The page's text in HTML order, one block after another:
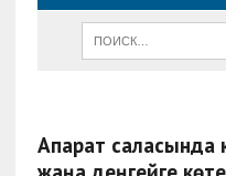
Ақпарат